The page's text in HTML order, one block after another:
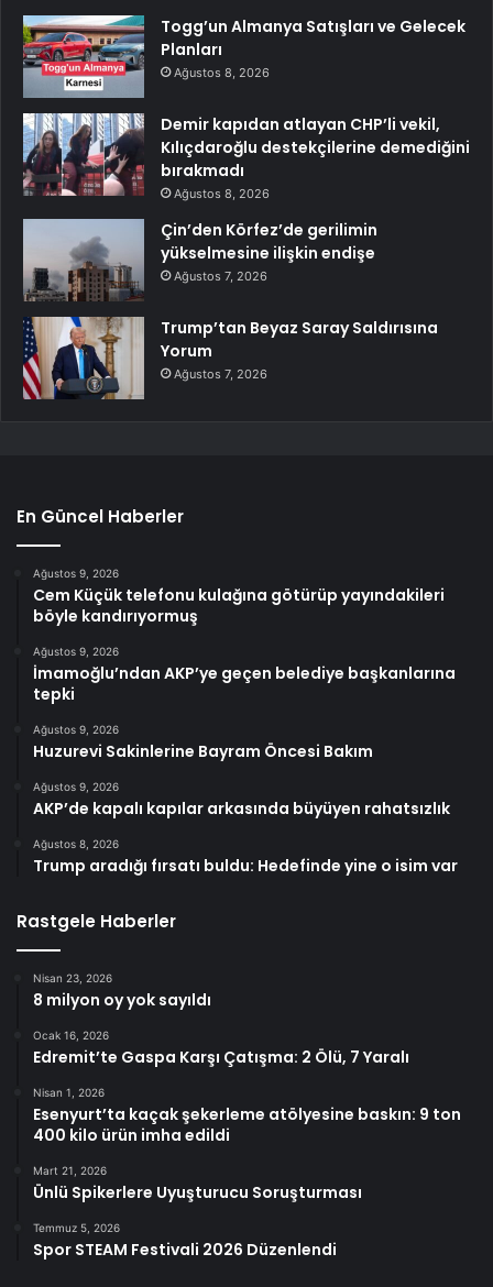
Togg’un Almanya Satışları ve Gelecek
Planları
Ağustos 8, 2026
Demir kapıdan atlayan CHP’li vekil,
Kılıçdaroğlu destekçilerine demediğini
bırakmadı
Ağustos 8, 2026
Çin’den Körfez’de gerilimin
yükselmesine ilişkin endişe
Ağustos 7, 2026
Trump’tan Beyaz Saray Saldırısına
Yorum
Ağustos 7, 2026
En Güncel Haberler
Ağustos 9, 2026
Cem Küçük telefonu kulağına götürüp yayındakileri
böyle kandırıyormuş
Ağustos 9, 2026
İmamoğlu’ndan AKP’ye geçen belediye başkanlarına
tepki
Ağustos 9, 2026
Huzurevi Sakinlerine Bayram Öncesi Bakım
Ağustos 9, 2026
AKP’de kapalı kapılar arkasında büyüyen rahatsızlık
Ağustos 8, 2026
Trump aradığı fırsatı buldu: Hedefinde yine o isim var
Rastgele Haberler
Nisan 23, 2026
8 milyon oy yok sayıldı
Ocak 16, 2026
Edremit’te Gaspa Karşı Çatışma: 2 Ölü, 7 Yaralı
Nisan 1, 2026
Esenyurt’ta kaçak şekerleme atölyesine baskın: 9 ton
400 kilo ürün imha edildi
Mart 21, 2026
Ünlü Spikerlere Uyuşturucu Soruşturması
Temmuz 5, 2026
Spor STEAM Festivali 2026 Düzenlendi